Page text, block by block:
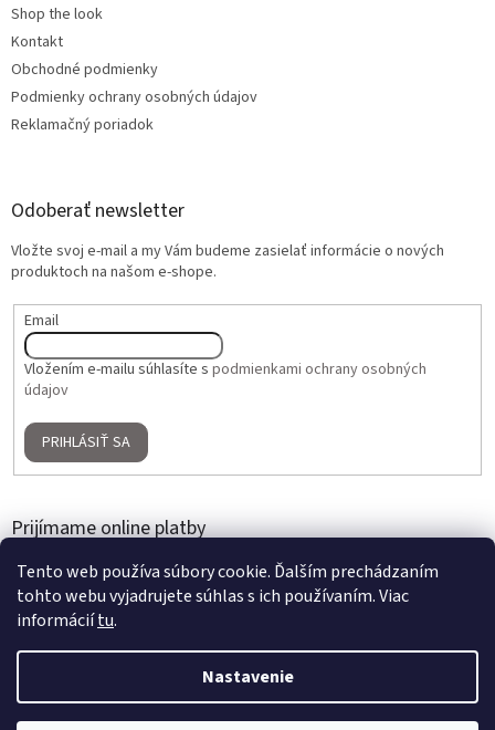
Tento web používa súbory cookie. Ďalším prechádzaním
tohto webu vyjadrujete súhlas s ich používaním. Viac
informáciítu.
Nastavenie
Shop the look
Kontakt
Obchodné podmienky
Podmienky ochrany osobných údajov
Reklamačný poriadok
Odoberať newsletter
Vložte svoj e-mail a my Vám budeme zasielať informácie o nových
produktoch na našom e-shope.
Email
Vložením e-mailu súhlasíte s podmienkami ochrany osobných
údajov
PRIHLÁSIŤ SA
Prijímame online platby
Vytvoril Shoptet